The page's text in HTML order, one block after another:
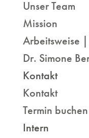
Unser Team
Mission
Arbeitsweise |
Dr. Simone
Kontakt
Kontakt
Termin buchen
Intern